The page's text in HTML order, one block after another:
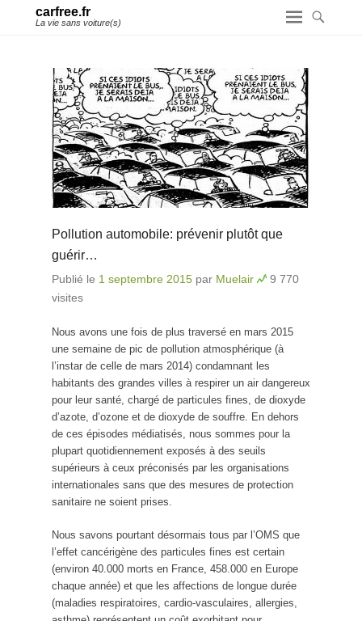
carfree.fr
La vie sans voiture(s)
Pollution automobile: prévenir plutôt que
guérir…
Publié le 1 septembre 2015 par Muelair
9 770
visites
Nous avons une fois de plus traversé en mars 2015
une semaine de pic de pollution atmosphérique (à
l’instar de celle de mars 2014) condamnant les
habitants des grandes villes à respirer un air dangereux
pour leur santé, chargé de particules fines, de dioxyde
d’azote, d’ozone et de dioxyde de souffre. En dehors
de ces épisodes médiatisés, nous sommes pour la
plupart quotidiennement exposés à des seuils
supérieurs à ceux préconisés par les organisations
internationales sans que des mesures de protection
sanitaire ne soient prises.
Nous savons pourtant désormais tous par l’OMS que
l’effet cancérigène des particules fines est certain
(environ 40.000 morts en France, 458.000 en Europe
chaque année) et que les affections de longue durée
(maladies respiratoires, cardio-vasculaires, allergies,